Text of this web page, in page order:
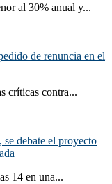
al 30% anual y...
de renuncia en el
críticas contra...
se debate el proyecto
14 en una...